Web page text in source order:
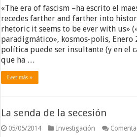
«The era of fascism –ha escrito el
recedes farther and farther into
rhetoric it seems to be ever with us»
paradigmático», kosmos-polis, Enero
política puede ser insultante (y en el
que ha …
Leer más »
La senda de la secesión
05/05/2014 Investigación